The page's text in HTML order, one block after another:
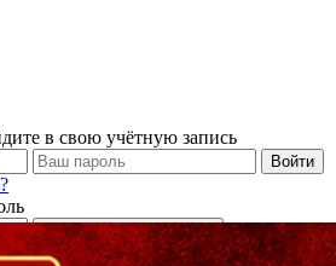
в свою учётную запись
регионе